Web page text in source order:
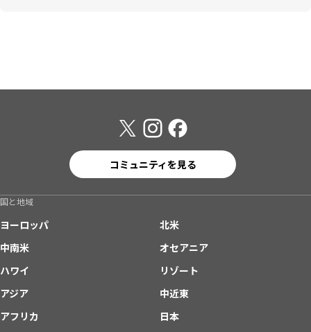
コミュニティを見る
国と地域
ヨーロッパ
北米
中南米
オセアニア
ハワイ
リゾート
アジア
中近東
アフリカ
日本